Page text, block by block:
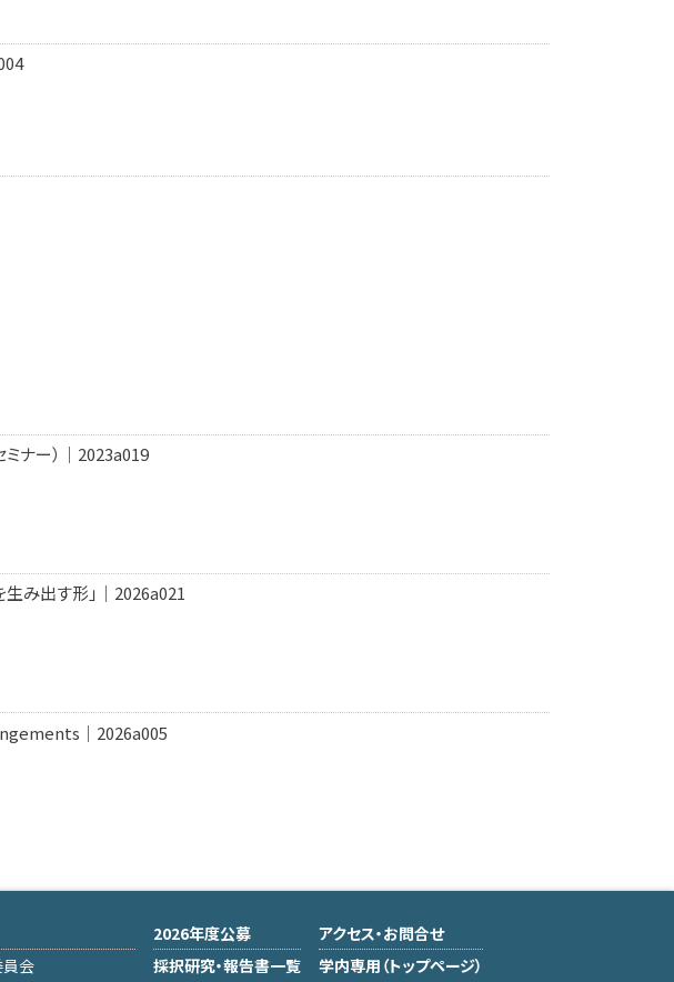
ナー）｜2023a019
み出す形」｜2026a021
｜2026a005
会
2026年度公募
採択研究・報告書一覧
アクセス・お問合せ
学内専用（トップページ）